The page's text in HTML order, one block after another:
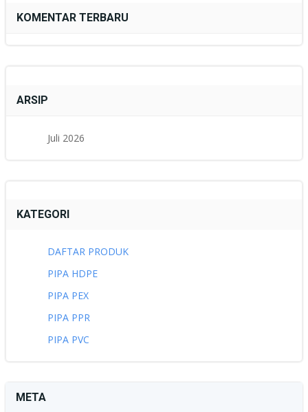
KOMENTAR TERBARU
ARSIP
Juli 2026
KATEGORI
DAFTAR PRODUK
PIPA HDPE
PIPA PEX
PIPA PPR
PIPA PVC
META